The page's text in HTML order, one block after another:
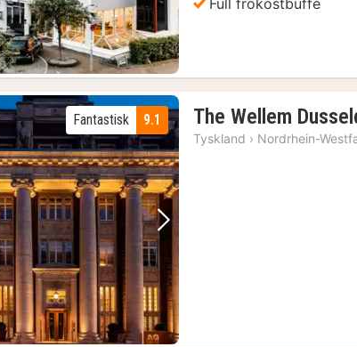
Full frokostbuffé
bilde Neste bilde
9.1
Fantastisk The Wellem
Tyskland › Nordrhein-